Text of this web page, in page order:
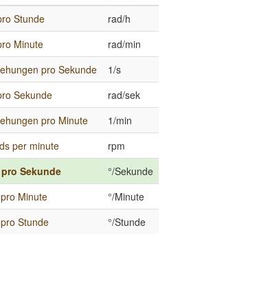
Stunde
rad/h
Minute
rad/min
pro Sekunde
1/s
Sekunde
rad/sek
pro Minute
1/min
per minute
rpm
Sekunde
°/Sekunde
Minute
°/Minute
Stunde
°/Stunde